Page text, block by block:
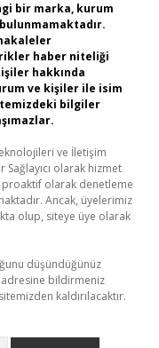
bir marka, kurum
haber niteliği
hakkında
ve kişiler ile isim
bilgiler
ve İletişim
Sağlayıcı olarak hizmet
olarak denetleme
Ancak, üyelerimiz
olup, siteye üye olarak
düşündüğünüz
adresine bildirmeniz
kaldırılacaktır.